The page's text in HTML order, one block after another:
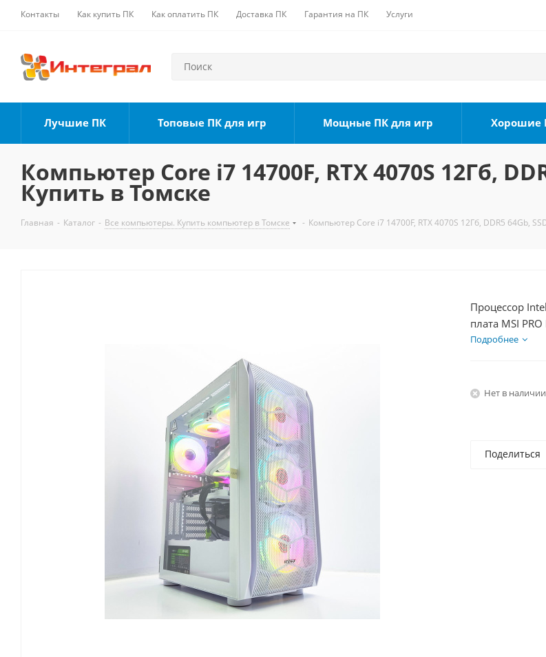
Контакты Как купить ПК Как оплатить ПК Доставка ПК Гарантия на ПК Услуги
Лучшие ПК Топовые ПК для игр Мощные ПК для игр Хорошие
Компьютер Core i7 14700F, RTX 4070S 12Гб,
Купить в Томске
Главная - Каталог - Все компьютеры. Купить компьютер в Томске - Компьютер Core i7 14700F, RTX 4070S 12Гб, DDR5 64Gb,
Процессор
плата MSI
Диски SSD
Подробнее
Нет в наличии
Поделиться